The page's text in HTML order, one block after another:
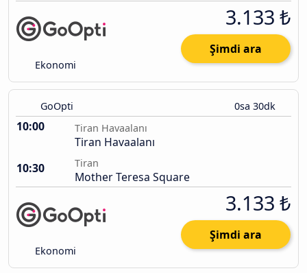
Ekonomi
3.133 ₺
Şimdi ara
GoOpti 0sa 30dk
10:00 Tiran Havaalanı
Tiran Havaalanı
10:30
Tiran
Mother Teresa Square
Ekonomi
3.133 ₺
Şimdi ara